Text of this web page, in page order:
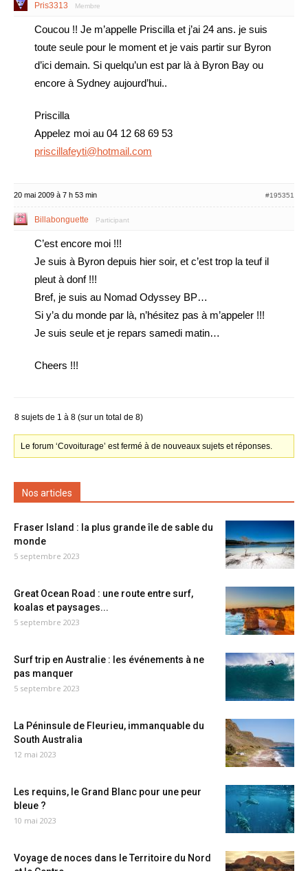
Pris3313 Membre
Coucou !! Je m’appelle Priscilla et j’ai 24 ans. je suis
toute seule pour le moment et je vais partir sur Byron
d’ici demain. Si quelqu’un est par là à Byron Bay ou
encore à Sydney aujourd’hui..
Priscilla
Appelez moi au 04 12 68 69 53
priscillafeyti@hotmail.com
20 mai 2009 à 7 h 53 min #195351
Billabonguette Participant
C’est encore moi !!!
Je suis à Byron depuis hier soir, et c’est trop la teuf il
pleut à donf !!!
Bref, je suis au Nomad Odyssey BP…
Si y’a du monde par là, n’hésitez pas à m’appeler !!!
Je suis seule et je repars samedi matin…
Cheers !!!
8 sujets de 1 à 8 (sur un total de 8)
Le forum ‘Covoiturage’ est fermé à de nouveaux sujets et réponses.
Nos articles
Fraser Island : la plus grande île de sable du
monde
5 septembre 2023
Great Ocean Road : une route entre surf,
koalas et paysages...
5 septembre 2023
Surf trip en Australie : les événements à ne
pas manquer
5 septembre 2023
La Péninsule de Fleurieu, immanquable du
South Australia
12 mai 2023
Les requins, le Grand Blanc pour une peur
bleue ?
10 mai 2023
Voyage de noces dans le Territoire du Nord